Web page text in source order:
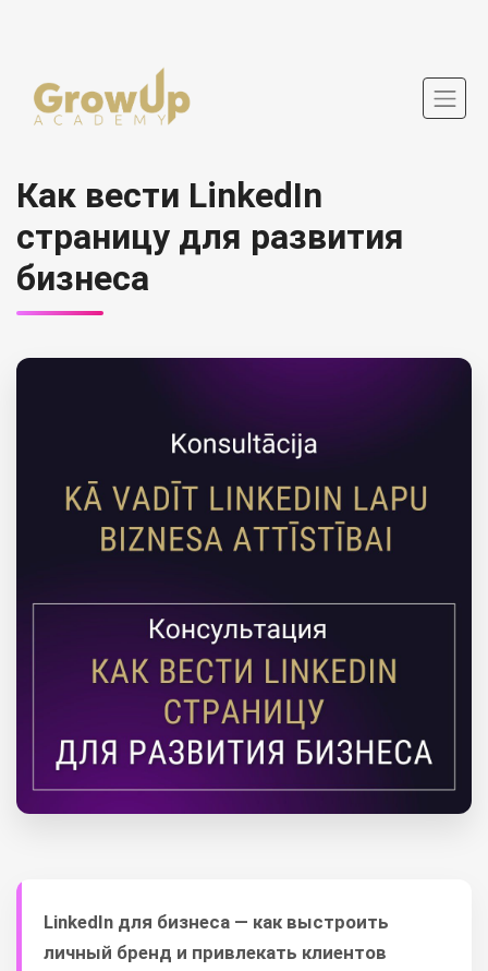
Как вести LinkedIn
страницу для развития
бизнеса
LinkedIn для бизнеса — как выстроить
личный бренд и привлекать клиентов